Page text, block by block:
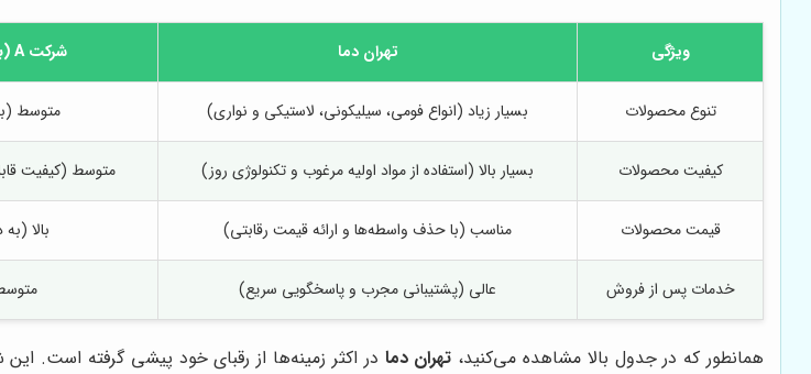
ویژگی تهران دما شرکت A (به عنوان مثال، دانا پلیمر)
تنوع محصولات بسیار زیاد (انواع فومی، سیلیکونی، لاستیکی و نواری) متوسط
کیفیت محصولات بسیار بالا (استفاده از مواد اولیه مرغوب و تکنولوژی روز) متوسط (کیفیت
قیمت محصولات مناسب (با حذف واسطه‌ها و ارائه قیمت رقابتی) بالا
خدمات پس از فروش عالی (پشتیبانی مجرب و پاسخگویی سریع)
همانطور که در جدول بالا مشاهده می‌کنید، تهران دما در اکثر زمینه‌ها از رقبای خود پیشی گرفته است.